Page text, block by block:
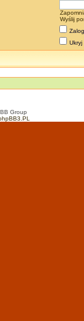
Wyślij
Ukryj
Group